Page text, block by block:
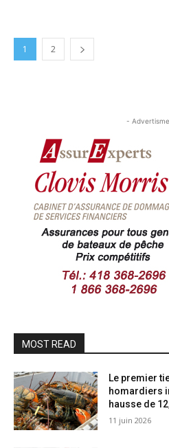
1 2
-
MOST READ
Le premier
homardiers
hausse de
11 juin 2026